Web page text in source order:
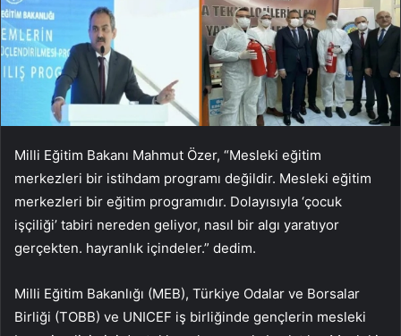
Milli Eğitim Bakanı Mahmut Özer, “Mesleki eğitim
merkezleri bir istihdam programı değildir. Mesleki eğitim
merkezleri bir eğitim programıdır. Dolayısıyla ‘çocuk
işçiliği’ tabiri nereden geliyor, nasıl bir algı yaratıyor
gerçekten. hayranlık içindeler.” dedim.
Milli Eğitim Bakanlığı (MEB), Türkiye Odalar ve Borsalar
Birliği (TOBB) ve UNICEF iş birliğinde gençlerin mesleki